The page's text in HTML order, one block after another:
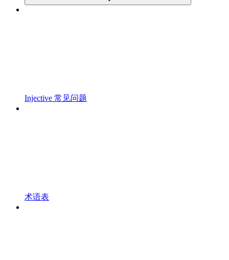
Injective 常见问题
术语表